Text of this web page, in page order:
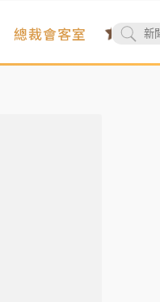
總裁會客室